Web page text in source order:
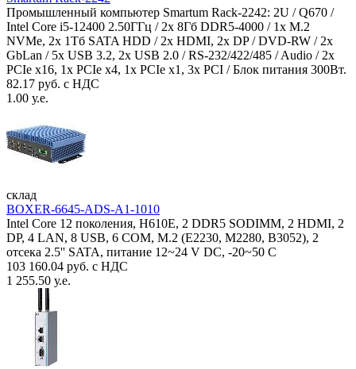
Промышленный компьютер Smartum Rack-2242: 2U / Q670 /
Intel Core i5-12400 2.50ГГц / 2x 8Гб DDR5-4000 / 1x M.2
NVMe, 2x 1Тб SATA HDD / 2x HDMI, 2x DP / DVD-RW / 2x
GbLan / 5x USB 3.2, 2x USB 2.0 / RS-232/422/485 / Audio / 2x
PCIe x16, 1x PCIe x4, 1x PCIe x1, 3x PCI / Блок питания 300Вт.
82.17 руб. с НДС
1.00 у.е.
склад
BOXER-6645-ADS-A1-1010
Intel Core 12 поколения, H610E, 2 DDR5 SODIMM, 2 HDMI, 2
DP, 4 LAN, 8 USB, 6 COM, M.2 (E2230, M2280, B3052), 2
отсека 2.5'' SATA, питание 12~24 V DC, -20~50 C
103 160.04 руб. с НДС
1 255.50 у.е.